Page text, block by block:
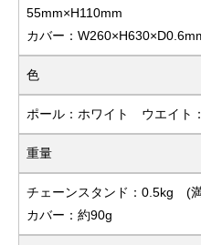
55mm×H110mm
カバー：
色
ポール：ホワイト ウエイト
重量
チェーンスタンド：0.5kg (
カバー：約90g